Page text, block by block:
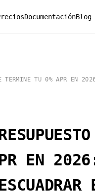
DocumentaciónBlog
TERMINE TU 0% APR EN
EN